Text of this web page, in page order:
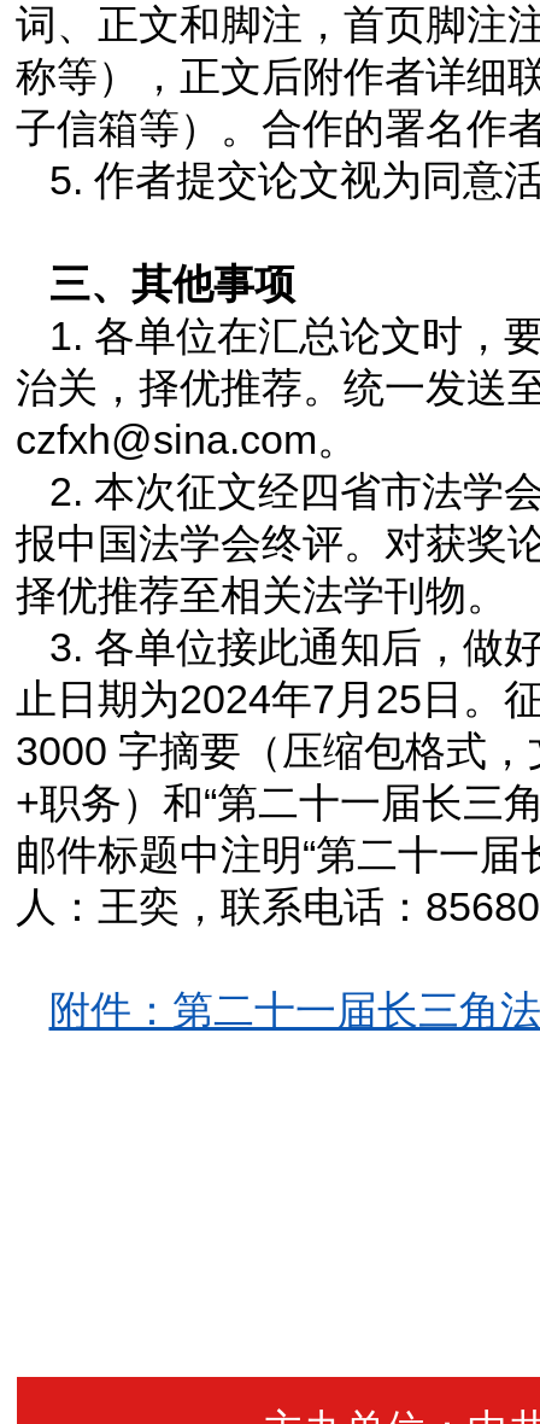
词、正文和脚注，首页脚注
称等），正文后附作者详细
子信箱等）。合作的署名作
5. 作者提交论文视为同意
三、其他事项
1. 各单位在汇总论文时，
治关，择优推荐。统一发送
czfxh@sina.com。
2. 本次征文经四省市法学
报中国法学会终评。对获奖
择优推荐至相关法学刊物。
3. 各单位接此通知后，做
止日期为2024年7月25日。
3000 字摘要（压缩包格式
+职务）和“第二十一届长三
邮件标题中注明“第二十一
人：王奕，联系电话：
附件：第二十一届长三角